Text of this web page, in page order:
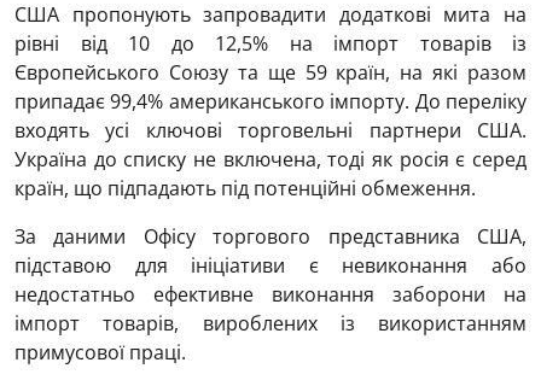
США пропонують запровадити додаткові мита на
рівні від 10 до 12,5% на імпорт товарів із
Європейського Союзу та ще 59 країн, на які разом
припадає 99,4% американського імпорту. До переліку
входять усі ключові торговельні партнери США.
Україна до списку не включена, тоді як росія є серед
країн, що підпадають під потенційні обмеження.
За даними Офісу торгового представника США,
підставою для ініціативи є невиконання або
недостатньо ефективне виконання заборони на
імпорт товарів, вироблених із використанням
примусової праці.